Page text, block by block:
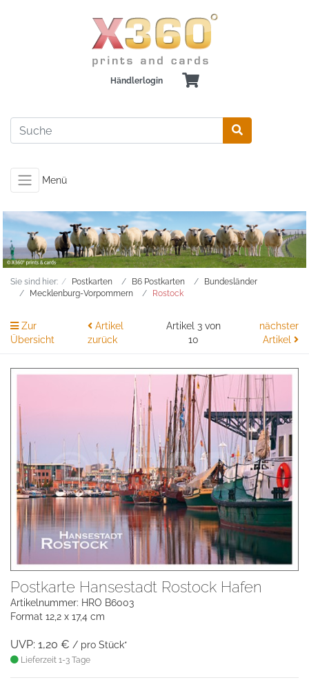
Händlerlogin
Menü
Sie sind hier: Postkarten B6 Postkarten
Bundesländer
Mecklenburg-Vorpommern
Rostock
Zur
Übersicht
Artikel
zurück
Artikel 3 von
10
nächster
Artikel
Postkarte Hansestadt Rostock Hafen
Artikelnummer: HRO B6003
Format 12,2 x 17,4 cm
UVP: 1,20 € / pro Stück*
Lieferzeit 1-3 Tage